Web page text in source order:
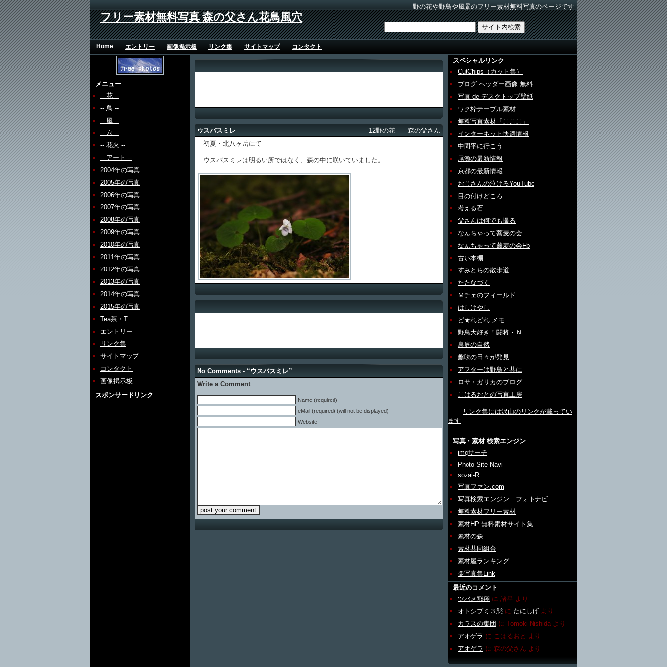
野の花や野鳥や風景のフリー素材無料写真のページです
フリー素材無料写真 森の父さん花鳥風穴
Home エントリー 画像掲示板 リンク集 サイトマップ コンタクト
メニュー
-- 花 --
-- 鳥 --
-- 風 --
-- 穴 --
-- 花火 --
-- アート --
2004年の写真
2005年の写真
2006年の写真
2007年の写真
2008年の写真
2009年の写真
2010年の写真
2011年の写真
2012年の写真
2013年の写真
2014年の写真
2015年の写真
Tea茶・T
エントリー
リンク集
サイトマップ
コンタクト
画像掲示板
スポンサードリンク
ウスバスミレ ―12野の花― 森の父さん
初夏・北八ヶ岳にて
ウスバスミレは明るい所ではなく、森の中に咲いていました。
No Comments - “ウスバスミレ”
Write a Comment
Name (required)
eMail (required) (will not be displayed)
Website
スペシャルリンク
CutChips（カット集）
ブログ ヘッダー画像 無料
写真 de デスクトップ壁紙
ワク枠テーブル素材
無料写真素材「こここ」
インターネット快適情報
中間平に行こう
尾瀬の最新情報
京都の最新情報
おじさんの泣けるYouTube
目の付けどころ
考える石
父さんは何でも撮る
なんちゃって蕎麦の会
なんちゃって蕎麦の会Fb
古い本棚
すみとちの散歩道
たたなづく
Ｍチェのフィールド
はしけやし
ど★れどれ メモ
野鳥大好き！闘将・Ｎ
裏庭の自然
趣味の日々が発見
アフターは野鳥と共に
ロサ・ガリカのブログ
こはるおとの写真工房
リンク集には沢山のリンクが載ってい
ます
写真・素材 検索エンジン
imgサーチ
Photo Site Navi
sozai-R
写真ファン.com
写真検索エンジン フォトナビ
無料素材フリー素材
素材HP 無料素材サイト集
素材の森
素材共同組合
素材屋ランキング
＠写真集Link
最近のコメント
ツバメ飛翔 に 諸星 より
オトシブミ３態 に たにしげ より
カラスの集団 に Tomoki Nishida より
アオゲラ に こはるおと より
アオゲラ に 森の父さん より